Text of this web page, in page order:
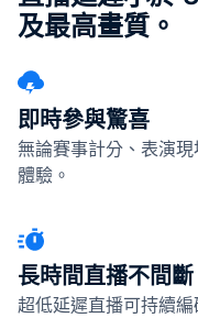
及最高畫質。
即時參與驚喜
無論賽事計分、表演
體驗。
長時間直播不間斷
超低延遲直播可持續